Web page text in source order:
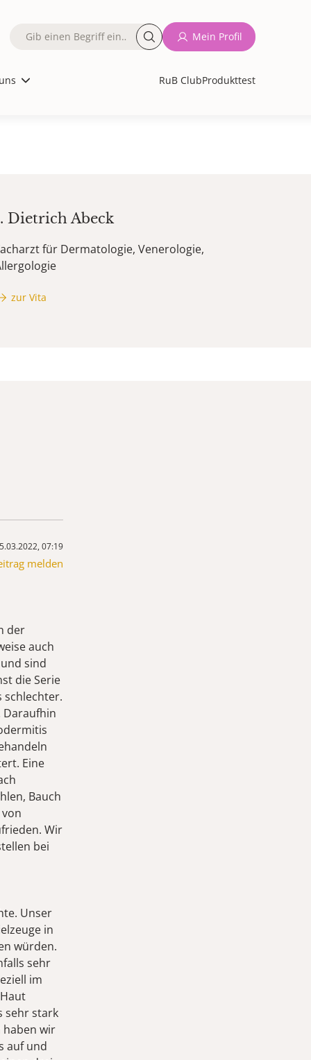
RuB ClubProdukttest
Fulltext
Mein Profil
DietrichAbeck
für Dermatologie, Venerologie,
zur Vita
07:19
melden
der
auch
sind
die Serie
schlechter.
Daraufhin
Eine
Bauch
Wir
bei
Unser
in
würden.
sehr
im
sehr stark
haben wir
auf und